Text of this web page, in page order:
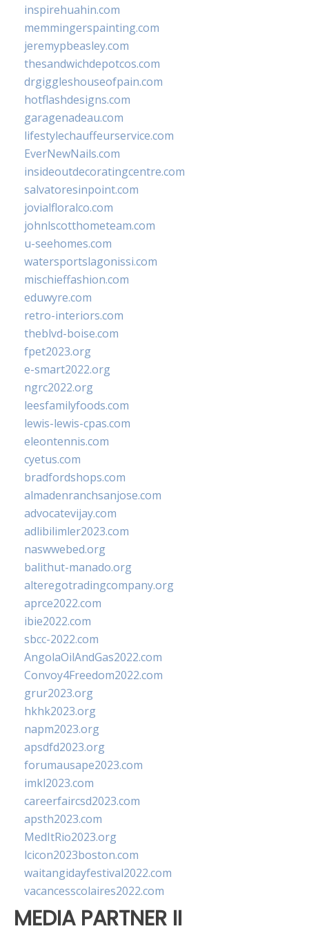
inspirehuahin.com
memmingerspainting.com
jeremypbeasley.com
thesandwichdepotcos.com
drgiggleshouseofpain.com
hotflashdesigns.com
garagenadeau.com
lifestylechauffeurservice.com
EverNewNails.com
insideoutdecoratingcentre.com
salvatoresinpoint.com
jovialfloralco.com
johnlscotthometeam.com
u-seehomes.com
watersportslagonissi.com
mischieffashion.com
eduwyre.com
retro-interiors.com
theblvd-boise.com
fpet2023.org
e-smart2022.org
ngrc2022.org
leesfamilyfoods.com
lewis-lewis-cpas.com
eleontennis.com
cyetus.com
bradfordshops.com
almadenranchsanjose.com
advocatevijay.com
adlibilimler2023.com
naswwebed.org
balithut-manado.org
alteregotradingcompany.org
aprce2022.com
ibie2022.com
sbcc-2022.com
AngolaOilAndGas2022.com
Convoy4Freedom2022.com
grur2023.org
hkhk2023.org
napm2023.org
apsdfd2023.org
forumausape2023.com
imkl2023.com
careerfaircsd2023.com
apsth2023.com
MedItRio2023.org
lcicon2023boston.com
waitangidayfestival2022.com
vacancesscolaires2022.com
MEDIA PARTNER II